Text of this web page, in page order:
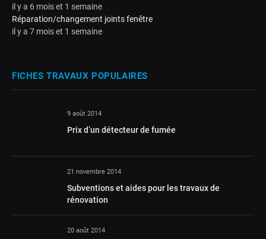
il y a 6 mois et 1 semaine
Réparation/changement joints fenêtre
il y a 7 mois et 1 semaine
FICHES TRAVAUX POPULAIRES
9 août 2014
Prix d’un détecteur de fumée
21 novembre 2014
Subventions et aides pour les travaux de
rénovation
20 août 2014